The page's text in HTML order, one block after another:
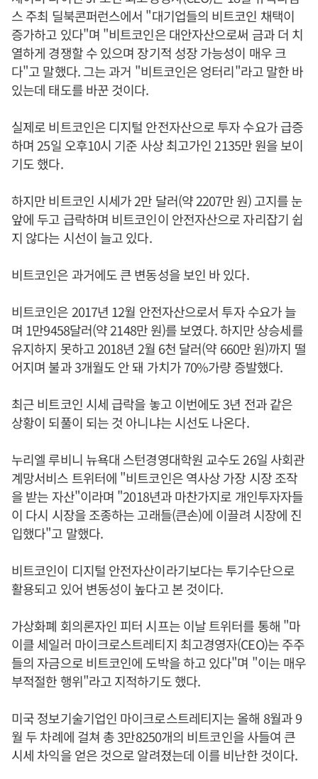
스 주최 딜북콘퍼런스에서 "대기업들의 비트코인 채택이
증가하고 있다"며 "비트코인은 대안자산으로써 금과 더 치
열하게 경쟁할 수 있으며 장기적 성장 가능성이 매우 크
다"고 말했다. 그는 과거 "비트코인은 엉터리"라고 말한 바
있는데 태도를 바꾼 것이다.
실제로 비트코인은 디지털 안전자산으로 투자 수요가 급증
하며 25일 오후10시 기준 사상 최고가인 2135만 원을 보이
기도 했다.
하지만 비트코인 시세가 2만 달러(약 2207만 원) 고지를 눈
앞에 두고 급락하며 비트코인이 안전자산으로 자리잡기 쉽
지 않다는 시선이 늘고 있다.
비트코인은 과거에도 큰 변동성을 보인 바 있다.
비트코인은 2017년 12월 안전자산으로서 투자 수요가 늘
며 1만9458달러(약 2148만 원)를 보였다. 하지만 상승세를
유지하지 못하고 2018년 2월 6천 달러(약 660만 원)까지 떨
어지며 불과 3개월도 안 돼 가치가 70%가량 증발했다.
최근 비트코인 시세 급락을 놓고 이번에도 3년 전과 같은
상황이 되풀이 되는 것 아니냐는 시선도 나온다.
누리엘 루비니 뉴욕대 스턴경영대학원 교수도 26일 사회관
계망서비스 트위터에 "비트코인은 역사상 가장 시장 조작
을 받는 자산"이라며 "2018년과 마찬가지로 개인투자자들
이 다시 시장을 조종하는 고래들(큰손)에 이끌려 시장에 진
입했다"고 말했다.
비트코인이 디지털 안전자산이라기보다는 투기수단으로
활용되고 있어 변동성이 높다고 본 것이다.
가상화폐 회의론자인 피터 시프는 이날 트위터를 통해 "마
이클 세일러 마이크로스트레티지 최고경영자(CEO)는 주주
들의 자금으로 비트코인에 도박을 하고 있다"며 "이는 매우
부적절한 행위"라고 지적하기도 했다.
미국 정보기술기업인 마이크로스트레티지는 올해 8월과 9
월 두 차례에 걸쳐 총 3만8250개의 비트코인을 사들여 큰
시세 차익을 얻은 것으로 알려졌는데 이를 비난한 것이다.